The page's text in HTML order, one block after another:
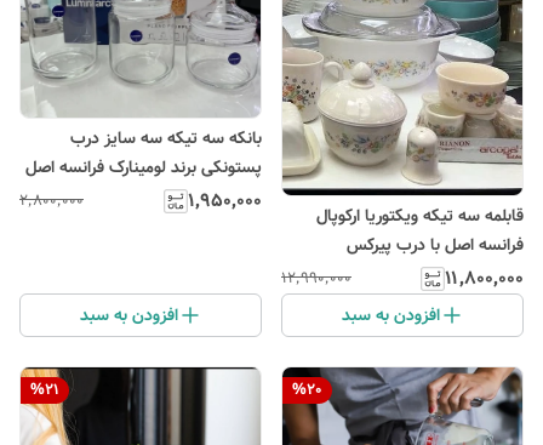
قابلمه سه تیکه ویکتوریا ارکوپال
فرانسه اصل با درب پیرکس
۱۱٬۸۰۰٬۰۰۰ ۱۲٬۹۹۰٬۰۰۰
افزودن به سبد
بانکه سه تیکه سه سایز درب
پستونکی برند لومینارک فرانسه اصل
۱٬۹۵۰٬۰۰۰ ۲٬۸۰۰٬۰۰۰
افزودن به سبد
%20
%21